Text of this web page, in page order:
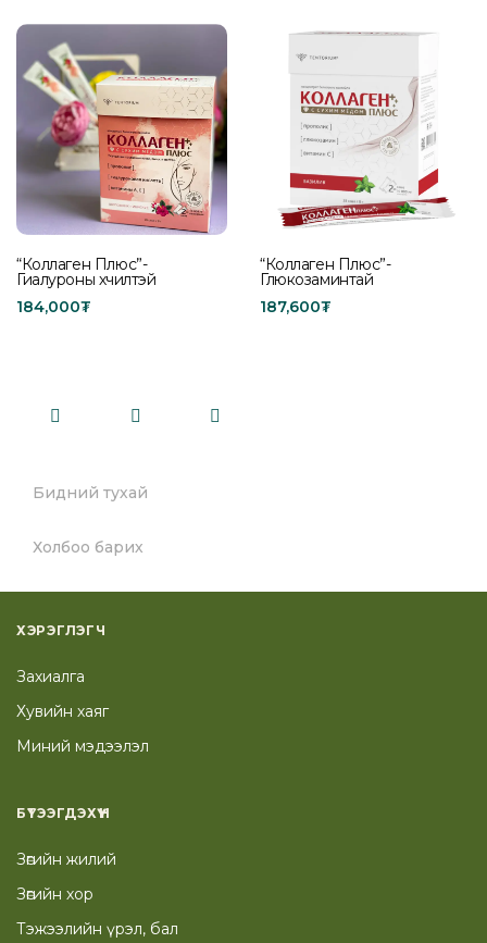
“Коллаген Плюс”-
Гиалуроны хүчилтэй
184,000₮
“Коллаген Плюс”-
Глюкозаминтай
187,600₮
Бидний тухай
Холбоо барих
ХЭРЭГЛЭГЧ
Захиалга
Хувийн хаяг
Миний мэдээлэл
БҮТЭЭГДЭХҮҮН
Зөгийн жилий
Зөгийн хор
Тэжээлийн үрэл, бал